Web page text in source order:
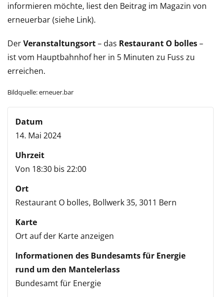
informieren möchte, liest den Beitrag im Magazin von
erneuerbar (siehe Link).
DerVeranstaltungsort– das Restaurant O bolles–
ist vom Hauptbahnhof her in 5 Minuten zu Fuss zu
erreichen.
Bildquelle: erneuer.bar
Datum
14. Mai 2024
Uhrzeit
Von 18:30 bis 22:00
Ort
Restaurant O bolles, Bollwerk 35, 3011 Bern
Karte
Ort auf der Karte anzeigen
Informationen des Bundesamts für Energie
rund um den Mantelerlass
Bundesamt für Energie